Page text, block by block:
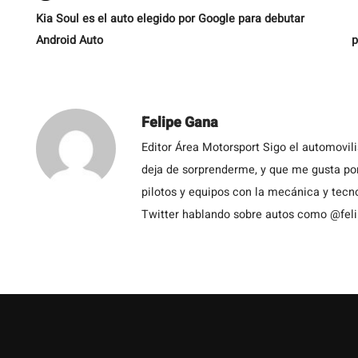
Kia Soul es el auto elegido por Google para debutar
Android Auto
Felipe Gana
Editor Área Motorsport Sigo el
deja de sorprenderme, y que me gusta
pilotos y equipos con la mecánica y
Twitter hablando sobre autos como